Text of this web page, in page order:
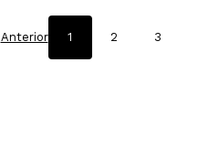
Anterior 1 2 3